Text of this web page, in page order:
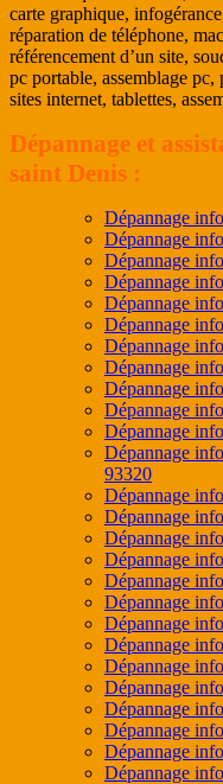
carte graphique,
réparation de téléphone,
référencement d’un site,
pc portable, assemblage pc,
sites internet, tablettes,
Dépannage et
saint Denis :
Dépannage
Dépannage
Dépannage
Dépannage
Dépannage
Dépannage
Dépannage
Dépannage
Dépannage
Dépannage
Dépannage
Dépannage
93320
Dépannage
Dépannage
Dépannage
Dépannage
Dépannage
Dépannage
Dépannage
Dépannage
Dépannage
Dépannage
Dépannage
Dépannage
Dépannage
Dépannage